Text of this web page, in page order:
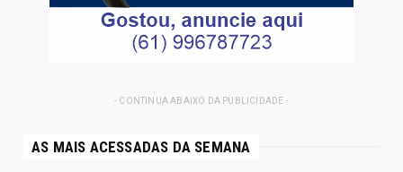
- CONTINUA ABAIXO DA PUBLICIDADE -
AS MAIS ACESSADAS DA SEMANA